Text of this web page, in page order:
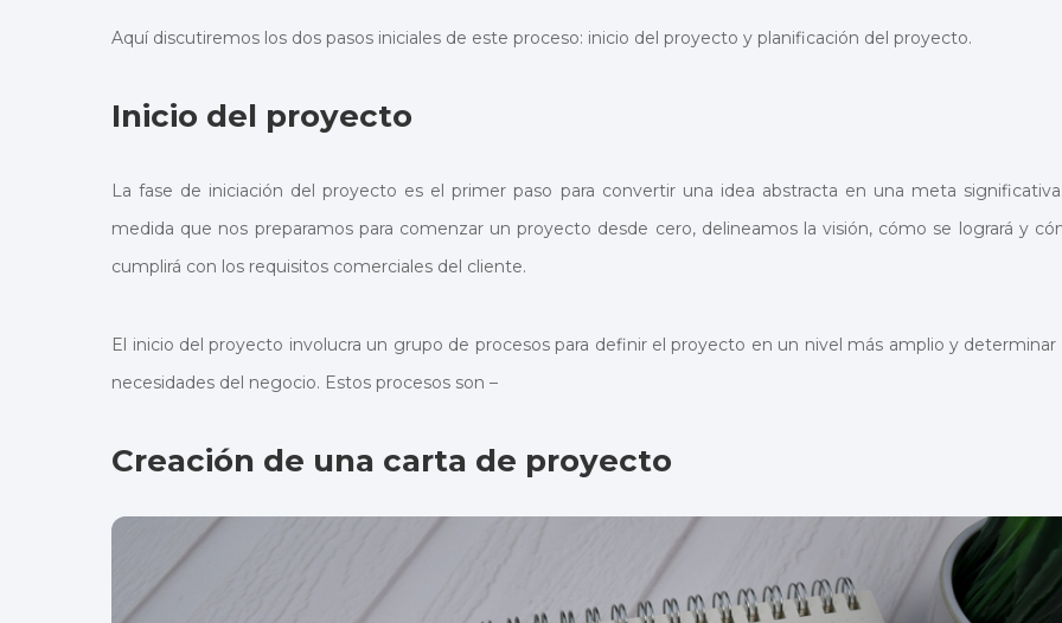
Aquí discutiremos los dos pasos iniciales de este proceso: inicio del proyecto y planificación del proyecto.
Inicio del proyecto
La fase de iniciación del proyecto es el primer paso para convertir una idea abstracta en una meta
medida que nos preparamos para comenzar un proyecto desde cero, delineamos la visión, cómo se logrará y
cumplirá con los requisitos comerciales del cliente.
El inicio del proyecto involucra un grupo de procesos para definir el proyecto en un nivel más amplio y determinar
necesidades del negocio. Estos procesos son –
Creación de una carta de proyecto